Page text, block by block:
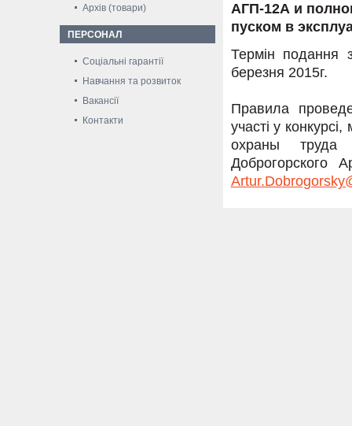
Архів (товари)
ПЕРСОНАЛ
Соціальні гарантії
Навчання та розвиток
Вакансії
Контакти
АГП-12А и
пуском в
Термін подання
березня 2015г.
Правила
участі у
охраны труда
Доброгорского